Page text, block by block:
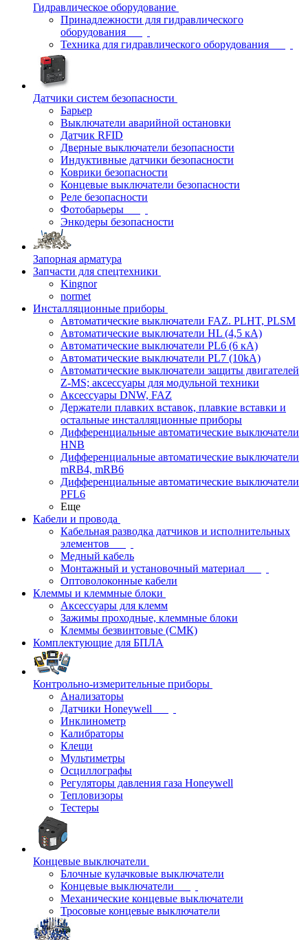
Гидравлическое оборудование
Принадлежности для гидравлического
оборудования
Техника для гидравлического оборудования
Датчики систем безопасности
Барьер
Выключатели аварийной остановки
Датчик RFID
Дверные выключатели безопасности
Индуктивные датчики безопасности
Коврики безопасности
Концевые выключатели безопасности
Реле безопасности
Фотобарьеры
Энкодеры безопасности
Запорная арматура
Запчасти для спецтехники
Kingnor
normet
Инсталляционные приборы
Автоматические выключатели FAZ. PLHT, PLSM
Автоматические выключатели HL (4,5 кА)
Автоматические выключатели PL6 (6 кА)
Автоматические выключатели PL7 (10kA)
Автоматические выключатели защиты двигателей
Z-MS; аксессуары для модульной техники
Аксессуары DNW, FAZ
Держатели плавких вставок, плавкие вставки и
остальные инсталляционные приборы
Дифференциальные автоматические выключатели
HNB
Дифференциальные автоматические выключатели
mRB4, mRB6
Дифференциальные автоматические выключатели
PFL6
Еще
Кабели и провода
Кабельная разводка датчиков и исполнительных
элементов
Медный кабель
Монтажный и установочный материал
Оптоволоконные кабели
Клеммы и клеммные блоки
Аксессуары для клемм
Зажимы проходные, клеммные блоки
Клеммы безвинтовые (СМК)
Комплектующие для БПЛА
Контрольно-измерительные приборы
Анализаторы
Датчики Honeywell
Инклинометр
Калибраторы
Клещи
Мультиметры
Осциллографы
Регуляторы давления газа Honeywell
Тепловизоры
Тестеры
Концевые выключатели
Блочные кулачковые выключатели
Концевые выключатели
Механические концевые выключатели
Тросовые концевые выключатели